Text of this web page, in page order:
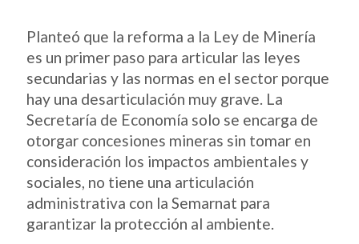
Planteó que la reforma a la Ley de Minería
es un primer paso para articular las leyes
secundarias y las normas en el sector porque
hay una desarticulación muy grave. La
Secretaría de Economía solo se encarga de
otorgar concesiones mineras sin tomar en
consideración los impactos ambientales y
sociales, no tiene una articulación
administrativa con la Semarnat para
garantizar la protección al ambiente.